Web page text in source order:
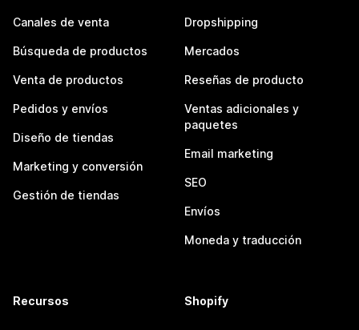
Canales de venta
Búsqueda de productos
Venta de productos
Pedidos y envíos
Diseño de tiendas
Marketing y conversión
Gestión de tiendas
Dropshipping
Mercados
Reseñas de producto
Ventas adicionales y
paquetes
Email marketing
SEO
Envíos
Moneda y traducción
Recursos Shopify